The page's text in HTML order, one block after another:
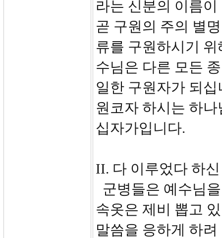
라는 신분의 이름
곧 구원의 주의 별
류를 구원하시기
수님은 다른 모든
일한 구원자가 되
원코자 하시는 하
십자가입니다.
II. 다 이루었다 하
군병들은 예수님
속옷은 제비 뽑고
말씀을 응하게 하